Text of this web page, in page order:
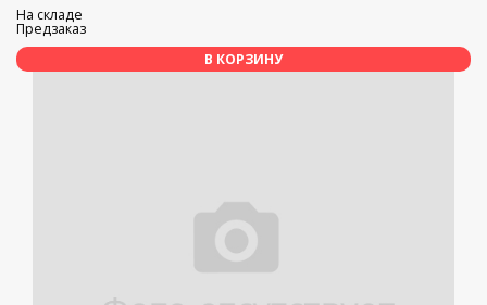
На складе
Предзаказ
В КОРЗИНУ